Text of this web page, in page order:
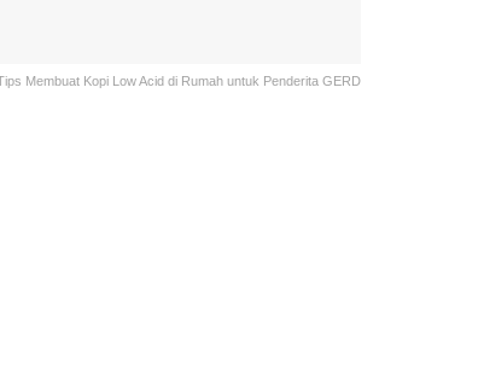
Membuat Kopi Low Acid di Rumah untuk Penderita GERD